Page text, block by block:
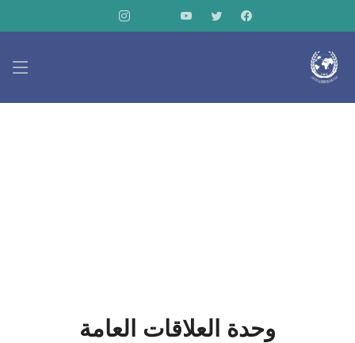
وحدة العلاقات العامة